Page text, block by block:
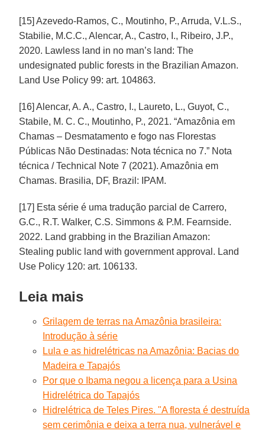
[15] Azevedo-Ramos, C., Moutinho, P., Arruda, V.L.S.,
Stabilie, M.C.C., Alencar, A., Castro, I., Ribeiro, J.P.,
2020. Lawless land in no man’s land: The
undesignated public forests in the Brazilian Amazon.
Land Use Policy 99: art. 104863.
[16] Alencar, A. A., Castro, I., Laureto, L., Guyot, C.,
Stabile, M. C. C., Moutinho, P., 2021. “Amazônia em
Chamas – Desmatamento e fogo nas Florestas
Públicas Não Destinadas: Nota técnica no 7.” Nota
técnica / Technical Note 7 (2021). Amazônia em
Chamas. Brasilia, DF, Brazil: IPAM.
[17] Esta série é uma tradução parcial de Carrero,
G.C., R.T. Walker, C.S. Simmons & P.M. Fearnside.
2022. Land grabbing in the Brazilian Amazon:
Stealing public land with government approval. Land
Use Policy 120: art. 106133.
Leia mais
Grilagem de terras na Amazônia brasileira:
Introdução à série
Lula e as hidrelétricas na Amazônia: Bacias do
Madeira e Tapajós
Por que o Ibama negou a licença para a Usina
Hidrelétrica do Tapajós
Hidrelétrica de Teles Pires. "A floresta é destruída
sem cerimônia e deixa a terra nua, vulnerável e